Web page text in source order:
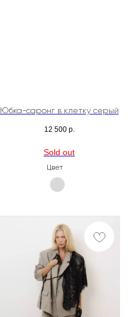
Юбка-саронг в клетку серый
12 500 р.
Цвет